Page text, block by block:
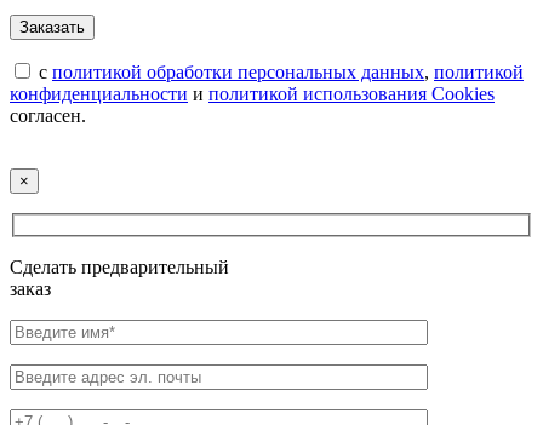
с политикой обработки персональных данных, политикой
конфиденциальности и политикой использования Cookies
согласен.
×
Сделать предварительный
заказ